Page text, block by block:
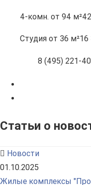
4-комн. от 94 м²
Студия от 36 м²16
8 (495) 221-
Статьи о
Новости
01.10.2025
Жилые комплексы